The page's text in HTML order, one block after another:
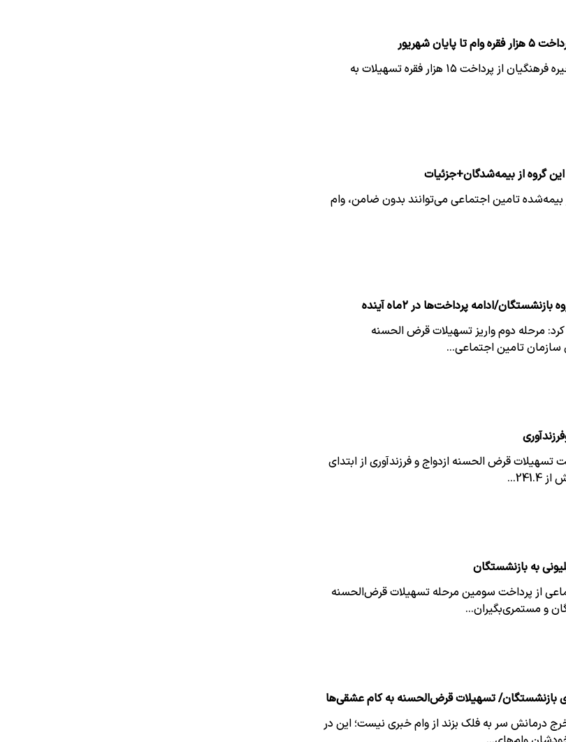
شهریور
مدیرعامل موسسه صندوق ذخیره فرهنگیان از پرداخت ۱۵ هزار فقره تسهیلات به
گروه از بیمه‌شدگان+جزئیات
بیمه‌شده تامین اجتماعی می‌توانند بدون ضامن، وام
مرحله دوم واریز تسهیلات قرض الحسنه
سازمان تامین اجتماعی…
تسهیلات قرض الحسنه ازدواج و فرزندآوری از ابتدای
از پرداخت سومین مرحله تسهیلات قرض‌الحسنه
درمانش سر به فلک بزند از وام خبری نیست؛ این در